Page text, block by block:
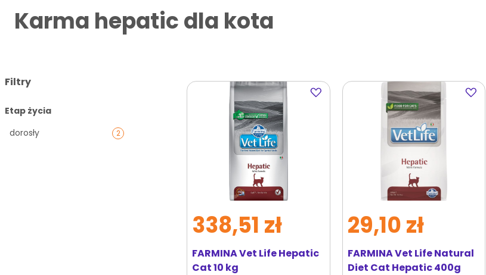
Karma hepatic dla kota
Dodaj
do
FARMINA Vet Life Hepatic
Cat 10 kg
338,51 zł
Dodaj
do
FARMINA Vet Life Natural
Diet Cat Hepatic 400g
29,10 zł
Filtry
Etap życia
dorosły
2